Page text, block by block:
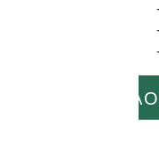
ADICIONAR